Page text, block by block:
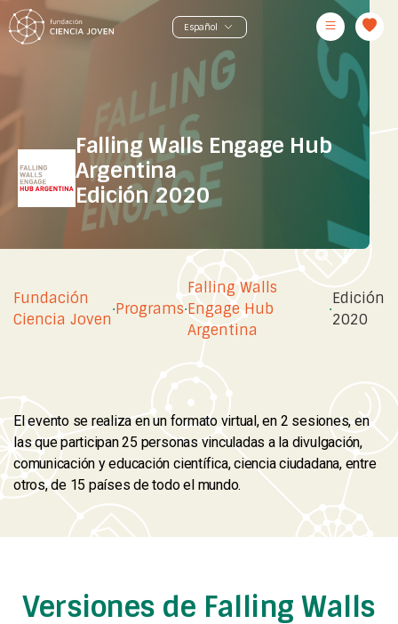
Falling Walls Engage Hub
Argentina
Edición 2020
Fundación
Ciencia Joven
·Programs·
Falling Walls
Engage Hub
Argentina
·
Edición
2020
El evento se realiza en un formato virtual, en 2 sesiones, en
las que participan 25 personas vinculadas a la divulgación,
comunicación y educación científica, ciencia ciudadana, entre
otros, de 15 países de todo el mundo.
Versiones de Falling Walls